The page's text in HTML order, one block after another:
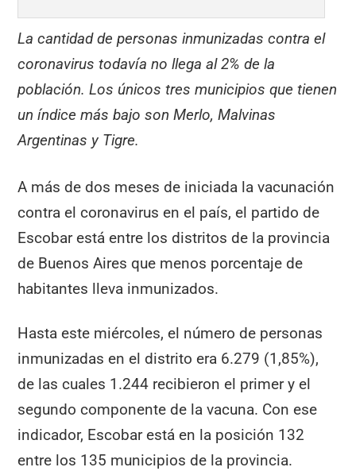
La cantidad de personas inmunizadas contra el
coronavirus todavía no llega al 2% de la
población. Los únicos tres municipios que tienen
un índice más bajo son Merlo, Malvinas
Argentinas y Tigre.
A más de dos meses de iniciada la vacunación
contra el coronavirus en el país, el partido de
Escobar está entre los distritos de la provincia
de Buenos Aires que menos porcentaje de
habitantes lleva inmunizados.
Hasta este miércoles, el número de personas
inmunizadas en el distrito era 6.279 (1,85%),
de las cuales 1.244 recibieron el primer y el
segundo componente de la vacuna. Con ese
indicador, Escobar está en la posición 132
entre los 135 municipios de la provincia.